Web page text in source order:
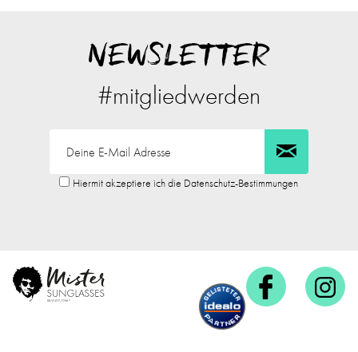
NEWSLETTER
#mitgliedwerden
Hiermit akzeptiere ich die Datenschutz-Bestimmungen